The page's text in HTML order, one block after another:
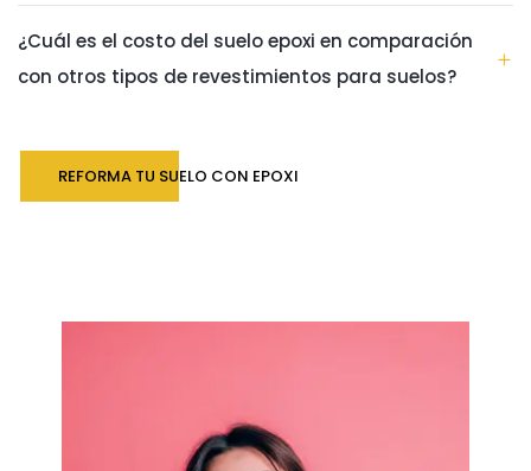
¿Cuál es el costo del suelo epoxi en comparación
con otros tipos de revestimientos para suelos?
REFORMA TU SUELO CON EPOXI